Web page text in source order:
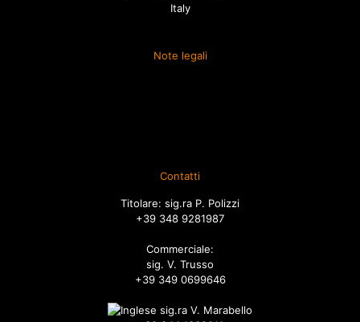
Italy
Note legali
Contatti
Titolare: sig.ra P. Polizzi
+39 348 9281987
Commerciale:
sig. V. Trusso
+39 349 0699646
sig.ra V. Marabello